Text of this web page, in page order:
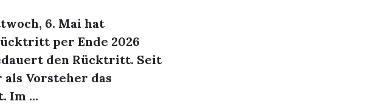
6. Mai hat
per Ende 2026
den Rücktritt. Seit
Vorsteher das
Im ...